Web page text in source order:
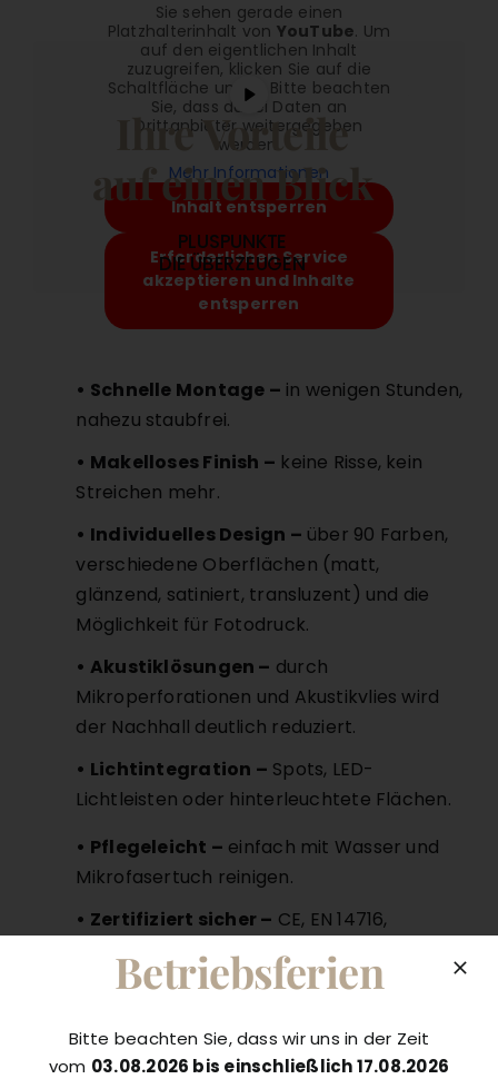
Sie sehen gerade einen
Platzhalterinhalt von YouTube. Um
auf den eigentlichen Inhalt
zuzugreifen, klicken Sie auf die
Schaltfläche unten. Bitte beachten
Sie, dass dabei Daten an
Drittanbieter weitergegeben
werden.
Mehr Informationen
Inhalt entsperren
Erforderlichen Service
akzeptieren und Inhalte
entsperren
Ihre Vorteile
auf einen Blick
PLUSPUNKTE
DIE ÜBERZEUGEN
• Schnelle Montage – in wenigen Stunden,
nahezu staubfrei.
• Makelloses Finish – keine Risse, kein
Streichen mehr.
• Individuelles Design – über 90 Farben,
verschiedene Oberflächen (matt,
glänzend, satiniert, transluzent) und die
Möglichkeit für Fotodruck.
• Akustiklösungen – durch
Mikroperforationen und Akustikvlies wird
der Nachhall deutlich reduziert.
• Lichtintegration – Spots, LED-
Lichtleisten oder hinterleuchtete Flächen.
• Pflegeleicht – einfach mit Wasser und
Mikrofasertuch reinigen.
• Zertifiziert sicher – CE, EN 14716,
geprüftes Brandverhalten B-s1,d0 / B-
emissionsarm (Raumluftqualität A+).
Betriebsferien
Bitte beachten Sie, dass wir uns in der Zeit
vom 03.08.2026 bis einschließlich 17.08.2026